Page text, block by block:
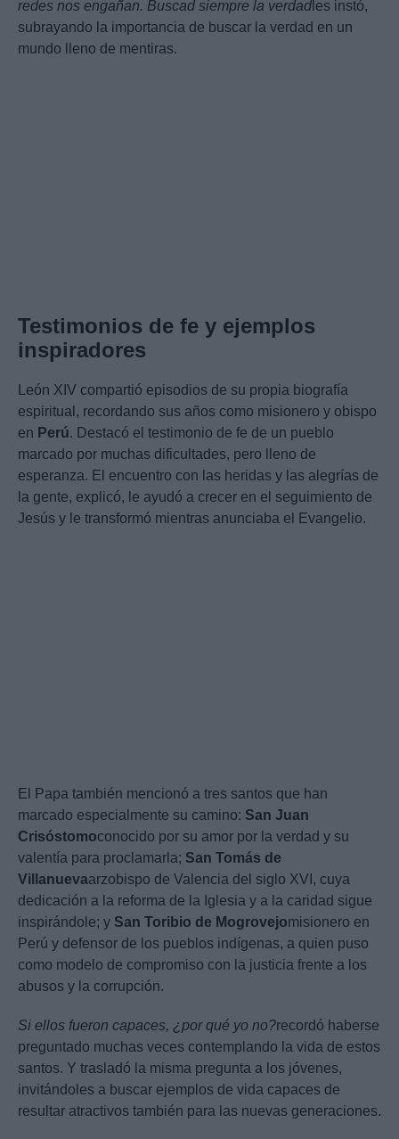
redes nos engañan. Buscad siempre la verdad les instó,
subrayando la importancia de buscar la verdad en un
mundo lleno de mentiras.
Testimonios de fe y ejemplos
inspiradores
León XIV compartió episodios de su propia biografía
espiritual, recordando sus años como misionero y obispo
en Perú. Destacó el testimonio de fe de un pueblo
marcado por muchas dificultades, pero lleno de
esperanza. El encuentro con las heridas y las alegrías de
la gente, explicó, le ayudó a crecer en el seguimiento de
Jesús y le transformó mientras anunciaba el Evangelio.
El Papa también mencionó a tres santos que han
marcado especialmente su camino: San Juan
Crisóstomoconocido por su amor por la verdad y su
valentía para proclamarla; San Tomás de
Villanuevaarzobispo de Valencia del siglo XVI, cuya
dedicación a la reforma de la Iglesia y a la caridad sigue
inspirándole; y San Toribio de Mogrovejomisionero en
Perú y defensor de los pueblos indígenas, a quien puso
como modelo de compromiso con la justicia frente a los
abusos y la corrupción.
Si ellos fueron capaces, ¿por qué yo no?recordó haberse
preguntado muchas veces contemplando la vida de estos
santos. Y trasladó la misma pregunta a los jóvenes,
invitándoles a buscar ejemplos de vida capaces de
resultar atractivos también para las nuevas generaciones.